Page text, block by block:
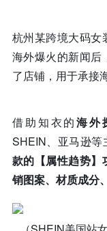
杭州某跨境大码女
海外爆火的新闻后
了店铺，用于承接
借助知衣的海外
SHEIN、亚马逊
款的【属性趋势】
销图案、材质成分